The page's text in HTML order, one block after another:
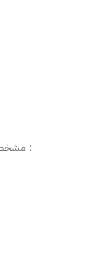
مشخصات دریافت شبکه ایران فردا در ماهواره ترکمنعالم :